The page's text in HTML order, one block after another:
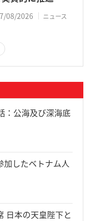
08/2026 ニュース
：公海及び深海底
加したベトナム人
日本の天皇陛下と